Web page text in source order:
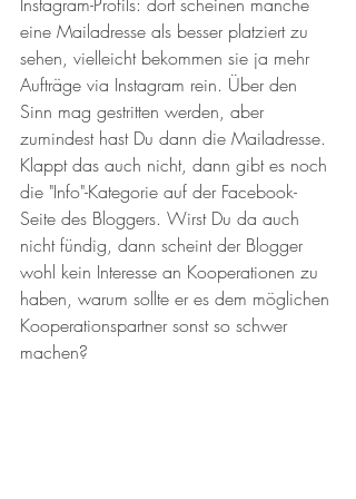
eine Mailadresse als besser platziert zu
sehen, vielleicht bekommen sie ja mehr
Aufträge via Instagram rein. Über den
Sinn mag gestritten werden, aber
zumindest hast Du dann die Mailadresse.
Klappt das auch nicht, dann gibt es noch
die "Info"-Kategorie auf der Facebook-
Seite des Bloggers. Wirst Du da auch
nicht fündig, dann scheint der Blogger
wohl kein Interesse an Kooperationen zu
haben, warum sollte er es dem möglichen
Kooperationspartner sonst so schwer
machen?